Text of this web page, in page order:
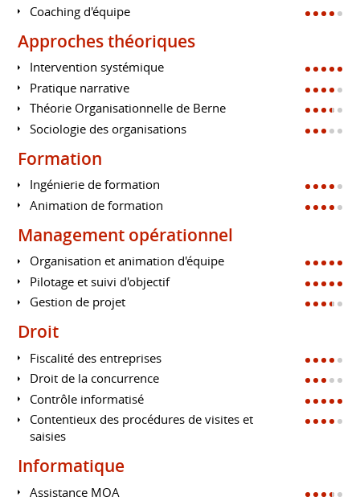
Coaching d'équipe
Approches théoriques
Intervention systémique
Pratique narrative
Théorie Organisationnelle de Berne
Sociologie des organisations
Formation
Ingénierie de formation
Animation de formation
Management opérationnel
Organisation et animation d'équipe
Pilotage et suivi d'objectif
Gestion de projet
Droit
Fiscalité des entreprises
Droit de la concurrence
Contrôle informatisé
Contentieux des procédures de visites et
saisies
Informatique
Assistance MOA